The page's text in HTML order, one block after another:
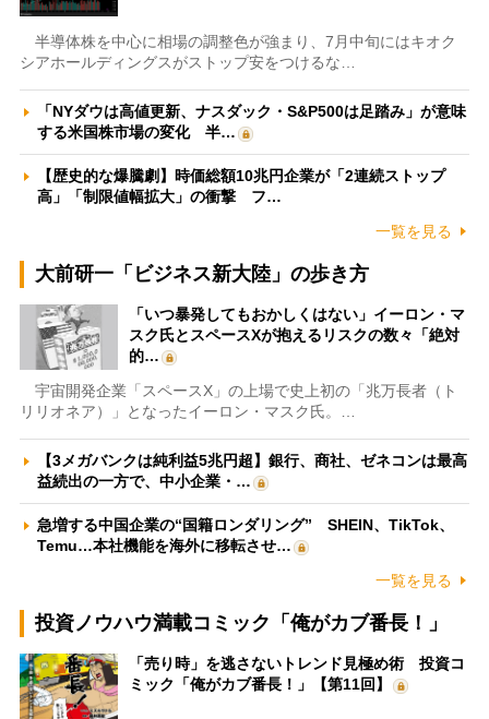
半導体株を中心に相場の調整色が強まり、7月中旬にはキオク
シアホールディングスがストップ安をつけるな…
「NYダウは高値更新、ナスダック・S&P500は足踏み」が意味
する米国株市場の変化 半…
【歴史的な爆騰劇】時価総額10兆円企業が「2連続ストップ
高」「制限値幅拡大」の衝撃 フ…
一覧を見る
大前研一「ビジネス新大陸」の歩き方
「いつ暴発してもおかしくはない」イーロン・マ
スク氏とスペースXが抱えるリスクの数々「絶対
的…
宇宙開発企業「スペースX」の上場で史上初の「兆万長者（ト
リリオネア）」となったイーロン・マスク氏。…
【3メガバンクは純利益5兆円超】銀行、商社、ゼネコンは最高
益続出の一方で、中小企業・…
急増する中国企業の“国籍ロンダリング” SHEIN、TikTok、
Temu…本社機能を海外に移転させ…
一覧を見る
投資ノウハウ満載コミック「俺がカブ番長！」
「売り時」を逃さないトレンド見極め術 投資コ
ミック「俺がカブ番長！」【第11回】